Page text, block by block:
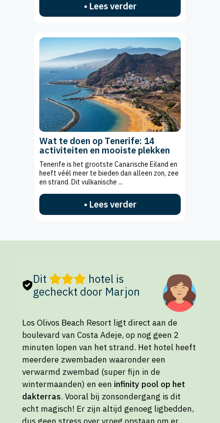
• Lees verder
Wat te doen op Tenerife: 14
activiteiten en mooiste plekken
Tenerife is het grootste Canarische Eiland en
heeft véél meer te bieden dan alleen zon, zee
en strand. Dit vulkanische ...
• Lees verder
Dit
hotel is
gecheckt door Marjon
Los Olivos Beach Resort ligt direct aan de
boulevard van Costa Adeje, op nog geen 2
minuten lopen van het strand. Het hotel heeft
meerdere zwembaden waaronder een
verwarmd zwembad (super fijn in de
wintermaanden) en een infinity pool op het
dakterras. Vooral bij zonsondergang is dit
echt magisch! Er zijn altijd genoeg ligbedden,